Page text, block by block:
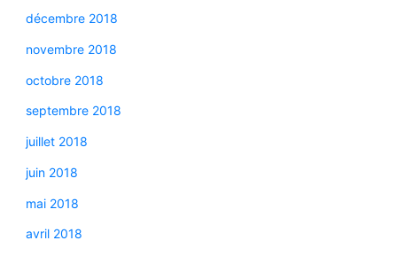
décembre 2018
novembre 2018
octobre 2018
septembre 2018
juillet 2018
juin 2018
mai 2018
avril 2018